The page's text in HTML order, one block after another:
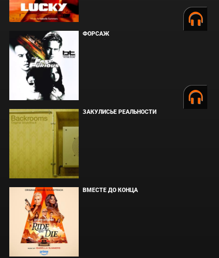
ФОРСАЖ
ЗАКУЛИСЬЕ РЕАЛЬНОСТИ
ВМЕСТЕ ДО КОНЦА